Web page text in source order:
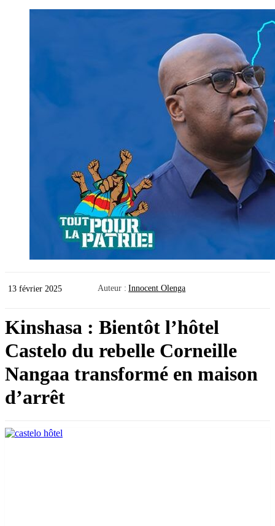
13 février 2025 Auteur : Innocent Olenga
Kinshasa : Bientôt l’hôtel
Castelo du rebelle Corneille
Nangaa transformé en maison
d’arrêt